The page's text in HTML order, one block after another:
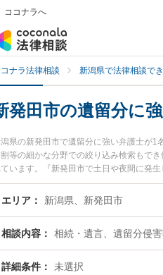
ココナラへ
ナラ法律相談 新潟県で法律相談で
発田市の遺留分に
県の新発田市で遺留分に強い弁護士が1
等の細かな分野での絞り込み検索もで
います。『新発田市で土日や夜間に発
で遺留分を法律相談できる新発田市内
エリア 新潟県、新発田市
相談内容 相続・遺言、遺留分侵
詳細条件 未選択